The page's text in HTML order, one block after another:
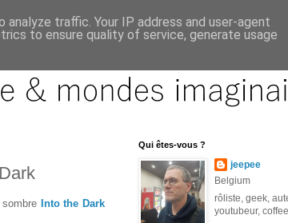
Into the Dark
Qui êtes-vous ?
jeepee
Belgium
rôliste, geek,
youtubeur,
traffic. Your IP address and user-agent
to ensure quality of service, generate usage